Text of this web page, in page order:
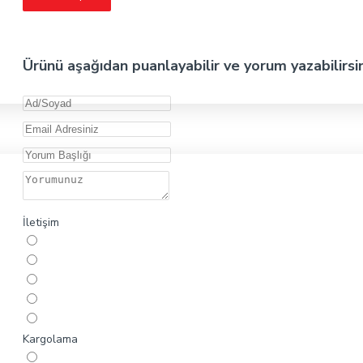
Ürünü aşağıdan puanlayabilir ve yorum
İletişim
Kargolama